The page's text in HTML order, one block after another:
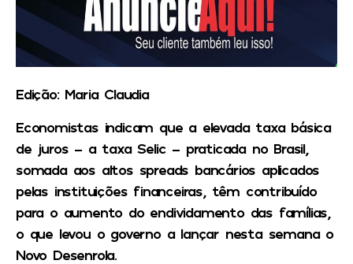
Edição: Maria Claudia
Economistas indicam que a elevada taxa básica
de juros – a taxa Selic – praticada no Brasil,
somada aos altos spreads bancários aplicados
pelas instituições financeiras, têm contribuído
para o aumento do endividamento das famílias,
o que levou o governo a lançar nesta semana o
Novo Desenrola.